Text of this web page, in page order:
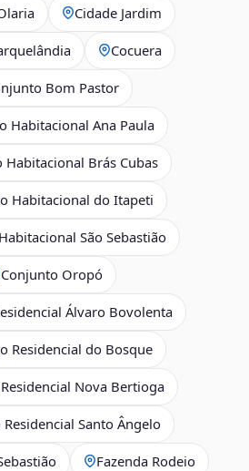
Cidade Jardim
Cocuera
Bom Pastor
Habitacional Ana Paula
Habitacional Brás Cubas
Habitacional do Itapeti
São Sebastião
Conjunto Oropó
Álvaro Bovolenta
Residencial do Bosque
Nova Bertioga
Santo Ângelo
Fazenda Rodeio